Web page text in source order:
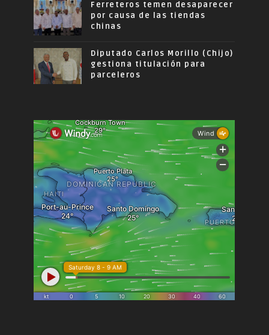
Ferreteros temen desaparecer
por causa de las tiendas
chinas
Diputado Carlos Morillo (Chijo)
gestiona titulación para
parceleros